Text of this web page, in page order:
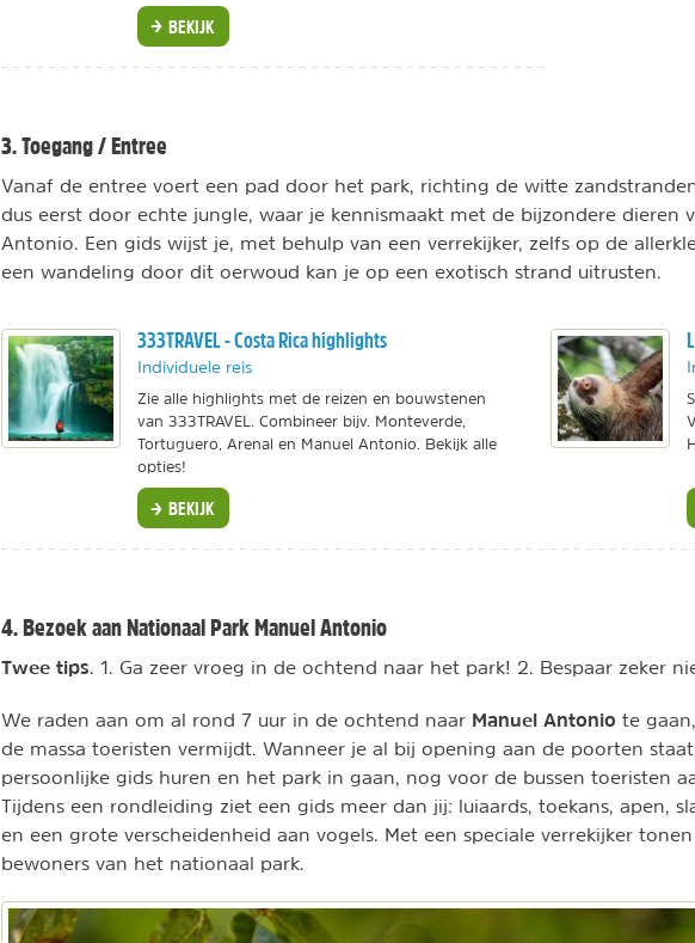
BEKIJK
3. Toegang / Entree
Vanaf de entree voert een pad door het park, richting de witte
dus eerst door echte jungle, waar je kennismaakt met de bijzondere dieren
Antonio. Een gids wijst je, met behulp van een verrekijker, zelfs op de
een wandeling door dit oerwoud kan je op een exotisch strand uitrusten.
333TRAVEL - Costa Rica highlights
Individuele reis
Zie alle highlights met de reizen en bouwstenen
van 333TRAVEL. Combineer bijv. Monteverde,
Tortuguero, Arenal en Manuel Antonio. Bekijk alle
opties!
BEKIJK
4. Bezoek aan Nationaal Park Manuel Antonio
Twee tips. 1. Ga zeer vroeg in de ochtend naar het park! 2. Bespaar zeker
We raden aan om al rond 7 uur in de ochtend naar Manuel Antonio te
de massa toeristen vermijdt. Wanneer je al bij opening aan de poorten
persoonlijke gids huren en het park in gaan, nog voor de bussen toeristen
Tijdens een rondleiding ziet een gids meer dan jij: luiaards, toekans, apen,
en een grote verscheidenheid aan vogels. Met een speciale verrekijker
bewoners van het nationaal park.